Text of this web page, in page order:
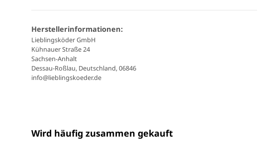
Herstellerinformationen:
Lieblingsköder GmbH
Kühnauer Straße 24
Sachsen-Anhalt
Dessau-Roßlau, Deutschland, 06846
info@lieblingskoeder.de
Wird häufig zusammen gekauft